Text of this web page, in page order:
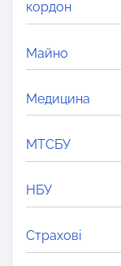
кордон
Майно
Медицина
МТСБУ
НБУ
Страхові